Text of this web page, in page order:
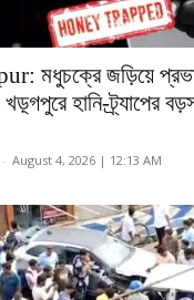
মধুচক্রে জড়িয়ে
খড়্গপুরে হানি-ট্র্যাপের
- August 4, 2026 | 12:13 AM